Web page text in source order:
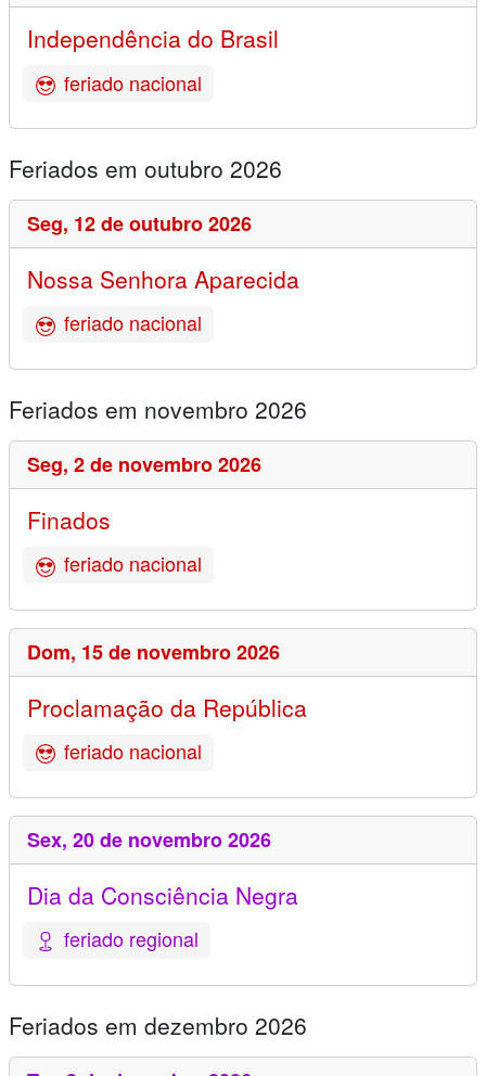
Independência do Brasil
feriado nacional
Feriados em outubro 2026
Seg, 12 de outubro 2026
Nossa Senhora Aparecida
feriado nacional
Feriados em novembro 2026
Seg, 2 de novembro 2026
Finados
feriado nacional
Dom, 15 de novembro 2026
Proclamação da República
feriado nacional
Sex, 20 de novembro 2026
Dia da Consciência Negra
feriado regional
Feriados em dezembro 2026